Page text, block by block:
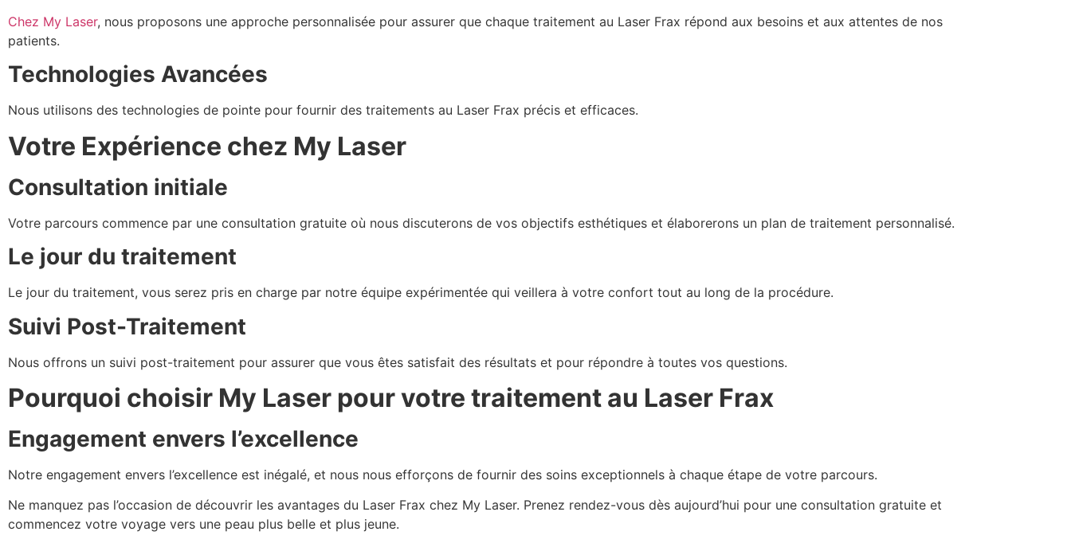
Chez My Laser, nous proposons une approche personnalisée pour assurer que chaque traitement au Laser Frax répond aux besoins et aux attentes de nos
patients.
Technologies Avancées
Nous utilisons des technologies de pointe pour fournir des traitements au Laser Frax précis et efficaces.
Votre Expérience chez My Laser
Consultation initiale
Votre parcours commence par une consultation gratuite où nous discuterons de vos objectifs esthétiques et élaborerons un plan de traitement personnalisé.
Le jour du traitement
Le jour du traitement, vous serez pris en charge par notre équipe expérimentée qui veillera à votre confort tout au long de la procédure.
Suivi Post-Traitement
Nous offrons un suivi post-traitement pour assurer que vous êtes satisfait des résultats et pour répondre à toutes vos questions.
Pourquoi choisir My Laser pour votre traitement au Laser Frax
Engagement envers l’excellence
Notre engagement envers l’excellence est inégalé, et nous nous efforçons de fournir des soins exceptionnels à chaque étape de votre parcours.
Ne manquez pas l’occasion de découvrir les avantages du Laser Frax chez My Laser. Prenez rendez-vous dès aujourd’hui pour une consultation gratuite et
commencez votre voyage vers une peau plus belle et plus jeune.